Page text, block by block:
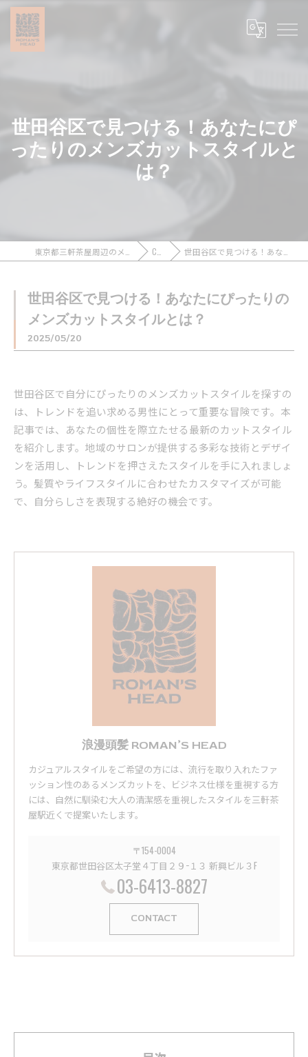
世田谷区で見つける！あなたにぴ
ったりのメンズカットスタイルと
は？
COLUMN 世田谷区で見つける！あなたにぴったりのメンズカットスタイルとは？
世田谷区で見つける！あなたにぴったりの
メンズカットスタイルとは？
2025/05/20
世田谷区で自分にぴったりのメンズカットスタイルを探すの
は、トレンドを追い求める男性にとって重要な冒険です。本
記事では、あなたの個性を際立たせる最新のカットスタイル
を紹介します。地域のサロンが提供する多彩な技術とデザイ
ンを活用し、トレンドを押さえたスタイルを手に入れましょ
う。髪質やライフスタイルに合わせたカスタマイズが可能
で、自分らしさを表現する絶好の機会です。
浪漫頭髪 ROMAN’S HEAD
カジュアルスタイルをご希望の方には、流行を取り入れたファ
ッション性のあるメンズカットを、ビジネス仕様を重視する方
には、自然に馴染む大人の清潔感を重視したスタイルを三軒茶
屋駅近くで提案いたします。
〒154-0004
東京都世田谷区太子堂４丁目２９−１３ 新興ビル３F
03-6413-8827
CONTACT